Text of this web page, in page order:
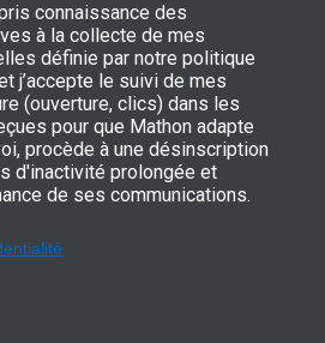
des alliés efficaces pour chauffer
Idéaux pour une salle de bain
et faciles à déplacer. Voici
:
: Ces radiateurs permettent
agréable, parfaite pour une
branchent directement sur une prise
simples pour ajuster la chaleur
chauffer, certains modèles possèdent
rafraîchir l'air en été.
connaissance des
à la collecte de mes
définie par notre politique
j’accepte le suivi de mes
(ouverture, clics) dans les
pour que Mathon adapte
procède à une désinscription
d'inactivité prolongée et
de ses communications.